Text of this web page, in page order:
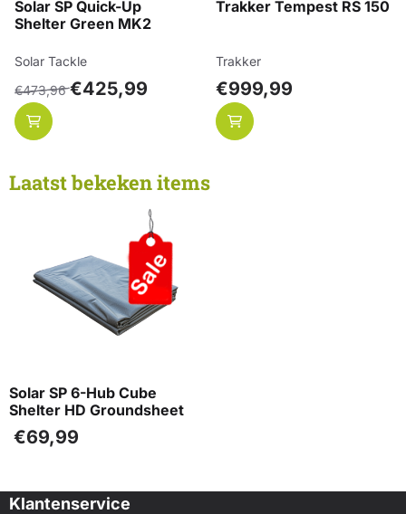
Solar SP Quick-Up
Shelter Green MK2
Merk:
Solar Tackle
Van 473,96 voor 425,99
€473,96€425,99
Trakker Tempest RS 150
Merk:
Trakker
Prijs: 999,99
€999,99
Laatst bekeken items
Solar SP 6-Hub Cube
Shelter HD Groundsheet
€69,99
Klantenservice